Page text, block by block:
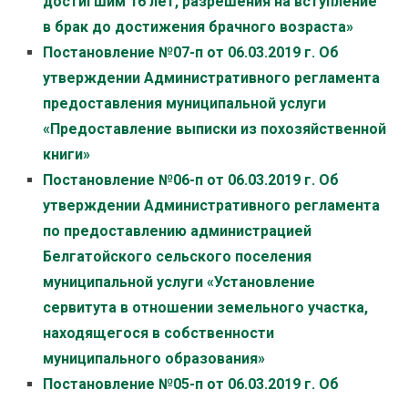
в брак до достижения брачного возраста»
Постановление №07-п от 06.03.2019 г. Об
утверждении Административного регламента
предоставления муниципальной услуги
«Предоставление выписки из похозяйственной
книги»
Постановление №06-п от 06.03.2019 г. Об
утверждении Административного регламента
по предоставлению администрацией
Белгатойского сельского поселения
муниципальной услуги «Установление
сервитута в отношении земельного участка,
находящегося в собственности
муниципального образования»
Постановление №05-п от 06.03.2019 г. Об